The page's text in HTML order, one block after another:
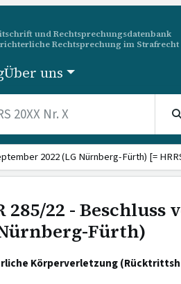
und Rechtsprechungsdatenbank
Rechtsprechung im Strafrecht
Über uns
2022 (LG Nürnberg-Fürth) [=
285/22 - Beschluss
Fürth)
Körperverletzung